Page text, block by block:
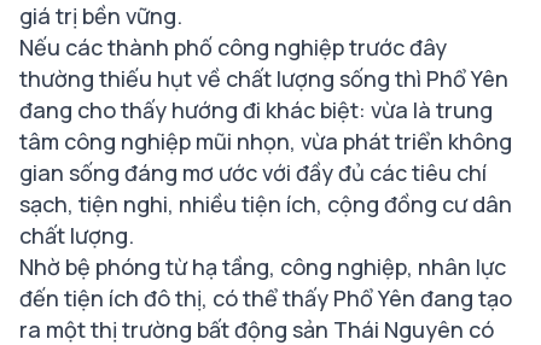
giá trị bền vững.
Nếu các thành phố công nghiệp trước đây
thường thiếu hụt về chất lượng sống thì Phổ Yên
đang cho thấy hướng đi khác biệt: vừa là trung
tâm công nghiệp mũi nhọn, vừa phát triển không
gian sống đáng mơ ước với đầy đủ các tiêu chí
sạch, tiện nghi, nhiều tiện ích, cộng đồng cư dân
chất lượng.
Nhờ bệ phóng từ hạ tầng, công nghiệp, nhân lực
đến tiện ích đô thị, có thể thấy Phổ Yên đang tạo
ra một thị trường bất động sản Thái Nguyên có